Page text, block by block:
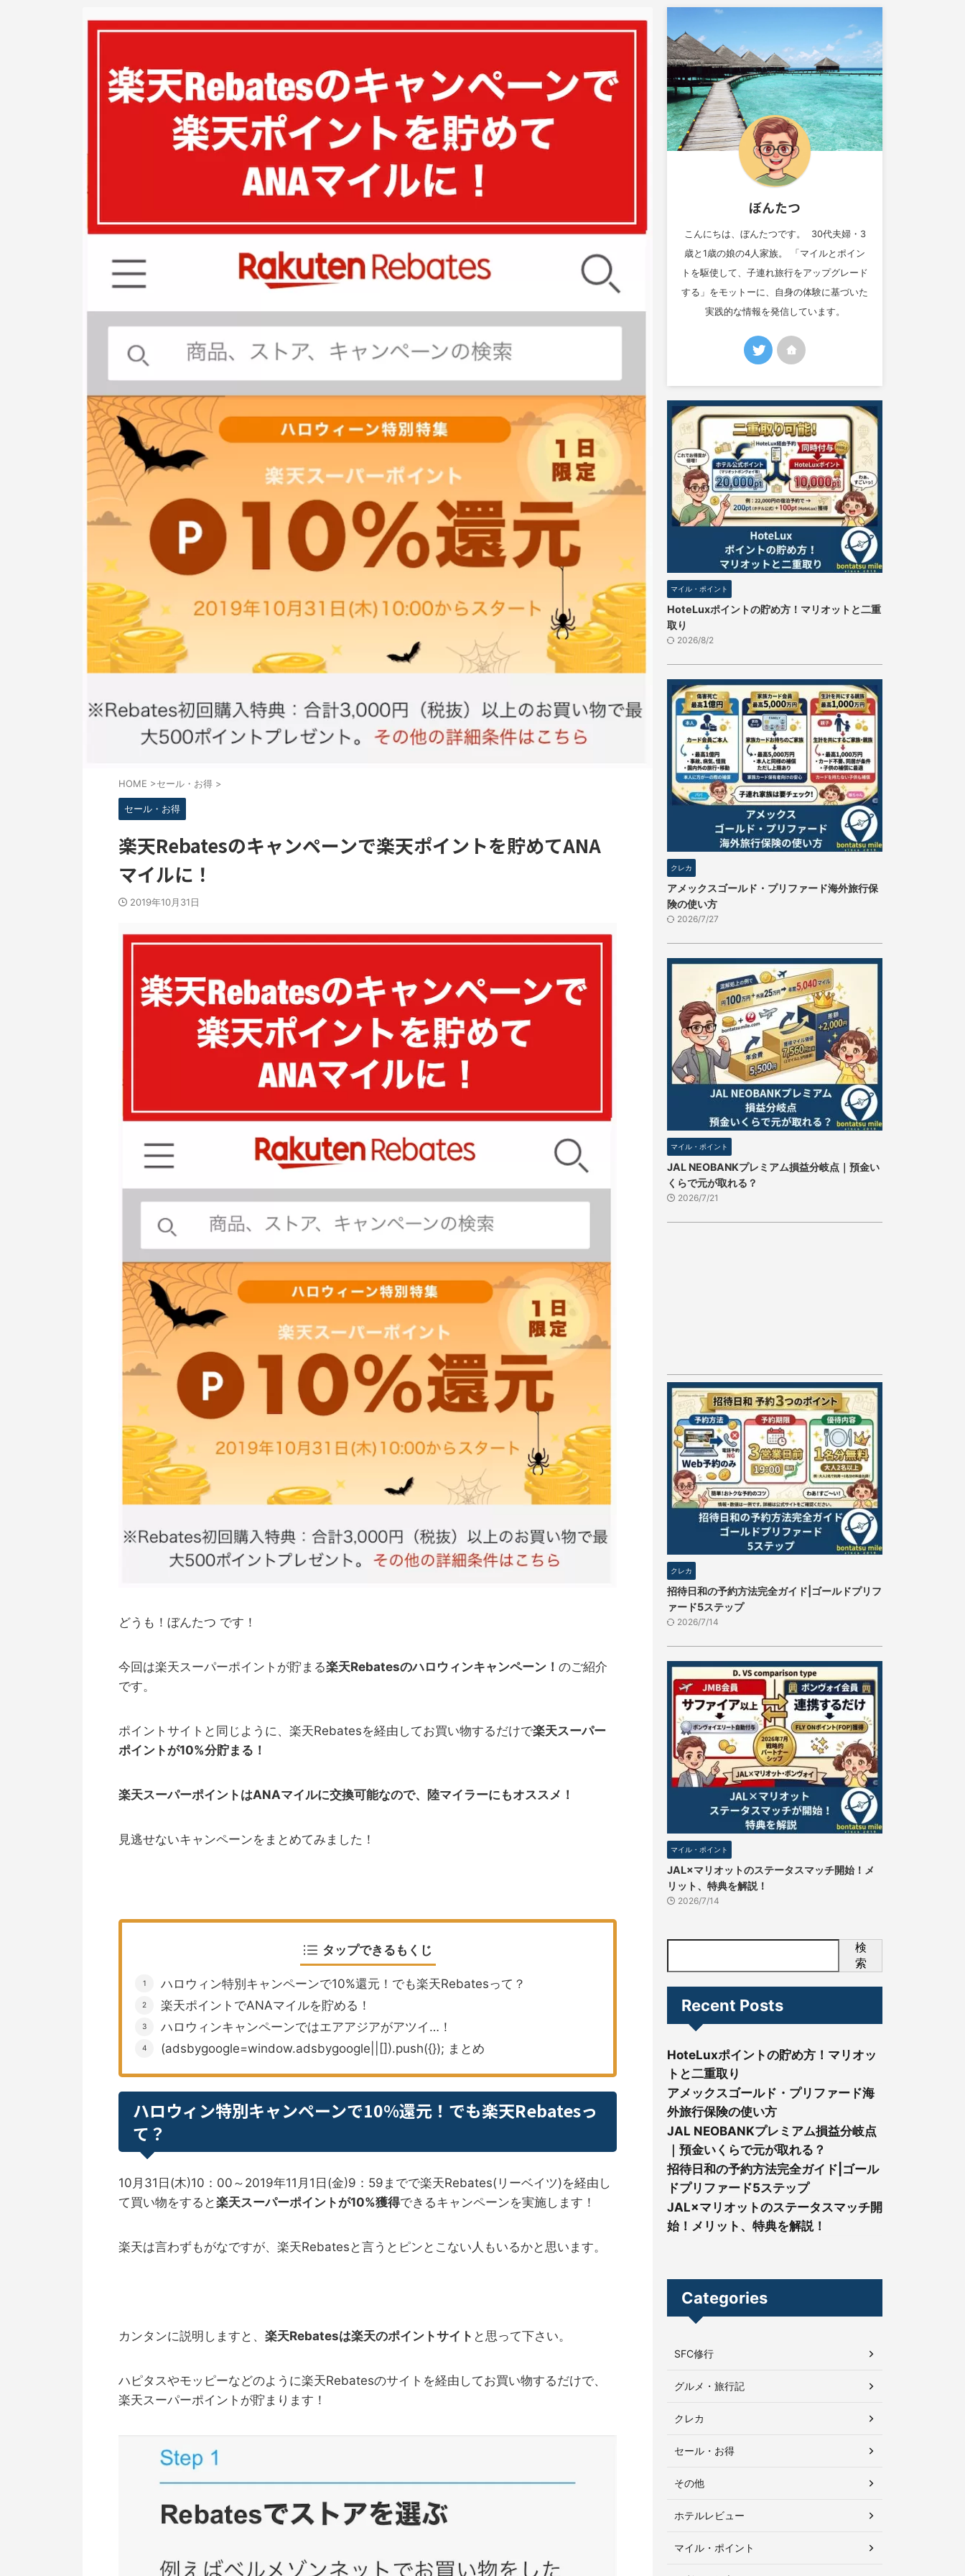
HOME >セール・お得 >
セール・お得
楽天Rebatesのキャンペーンで楽天ポイントを貯めてANA
マイルに！
2019年10月31日
どうも！ぼんたつ です！
今回は楽天スーパーポイントが貯まる楽天Rebatesのハロウィンキャンペーン！ のご紹介
です。
ポイントサイトと同じように、楽天Rebatesを経由してお買い物するだけで楽天スーパー
ポイントが10%分貯まる！
楽天スーパーポイントはANAマイルに交換可能なので、陸マイラーにもオススメ！
見逃せないキャンペーンをまとめてみました！
タップできるもくじ
ハロウィン特別キャンペーンで10%還元！でも楽天Rebatesって？
楽天ポイントでANAマイルを貯める！
ハロウィンキャンペーンではエアアジアがアツイ…！
(adsbygoogle=window.adsbygoogle||[]).push({}); まとめ
ハロウィン特別キャンペーンで10%還元！でも楽天Rebatesっ
て？
10月31日(木)10：00～2019年11月1日(金)9：59までで楽天Rebates(リーベイツ)を経由し
て買い物をすると楽天スーパーポイントが10%獲得できるキャンペーンを実施します！
楽天は言わずもがなですが、楽天Rebatesと言うとピンとこない人もいるかと思います。
カンタンに説明しますと、 楽天Rebatesは楽天のポイントサイト と思って下さい。
ハピタスやモッピーなどのように楽天Rebatesのサイトを経由してお買い物するだけで、
楽天スーパーポイントが貯まります！
ぼんたつ
こんにちは、ぼんたつです。 30代夫婦・3
歳と1歳の娘の4人家族。 「マイルとポイン
トを駆使して、子連れ旅行をアップグレード
する」をモットーに、自身の体験に基づいた
実践的な情報を発信しています。
マイル・ポイント
HoteLuxポイントの貯め方！マリオットと二重
取り
2026/8/2
クレカ
アメックスゴールド・プリファード海外旅行保
険の使い方
2026/7/27
マイル・ポイント
JAL NEOBANKプレミアム損益分岐点｜預金い
くらで元が取れる？
2026/7/21
クレカ
招待日和の予約方法完全ガイド|ゴールドプリフ
ァード5ステップ
2026/7/14
マイル・ポイント
JAL×マリオットのステータスマッチ開始！メ
リット、特典を解説！
2026/7/14
検
索
Recent Posts
HoteLuxポイントの貯め方！マリオッ
トと二重取り
アメックスゴールド・プリファード海
外旅行保険の使い方
JAL NEOBANKプレミアム損益分岐点
｜預金いくらで元が取れる？
招待日和の予約方法完全ガイド|ゴール
ドプリファード5ステップ
JAL×マリオットのステータスマッチ開
始！メリット、特典を解説！
Categories
SFC修行
グルメ・旅行記
クレカ
セール・お得
その他
ホテルレビュー
マイル・ポイント